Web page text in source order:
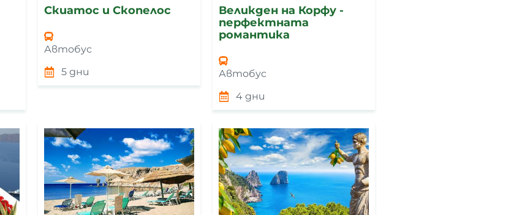
Скиатос и Скопелос
Автобус
5 дни
Великден на Корфу -
перфектната
романтика
Автобус
4 дни